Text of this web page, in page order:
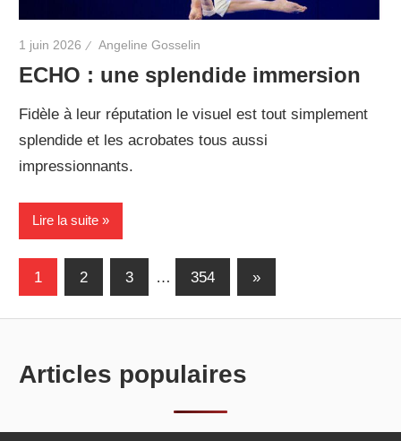
1 juin 2026 Angeline Gosselin
ECHO : une splendide immersion
Fidèle à leur réputation le visuel est tout simplement
splendide et les acrobates tous aussi
impressionnants.
Lire la suite
Pagination
1 2 3 … 354
Next
»
Articles populaires